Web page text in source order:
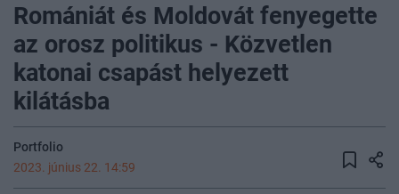
Romániát és Moldovát fenyegette
az orosz politikus - Közvetlen
katonai csapást helyezett
kilátásba
Portfolio
2023. június 22. 14:59